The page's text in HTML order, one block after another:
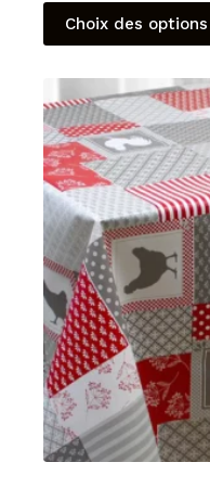
Choix des options
Ce
produit
a
Les
options
peuvent
être
choisies
sur
la
du
produit